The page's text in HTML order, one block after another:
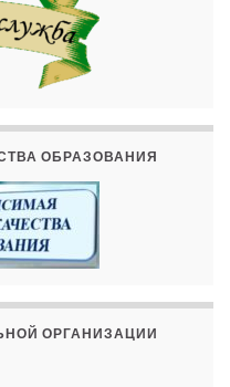
ОБРАЗОВАНИЯ
ОРГАНИЗАЦИИ